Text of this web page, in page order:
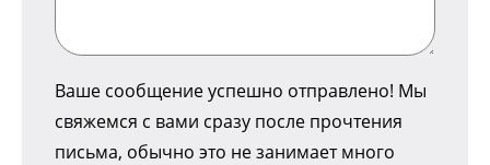
Ваше сообщение успешно отправлено! Мы
свяжемся с вами сразу после прочтения
письма, обычно это не занимает много